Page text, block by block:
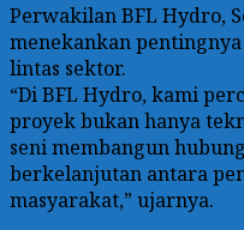
Perwakilan BFL Hydro,
menekankan
lintas sektor.
“Di BFL Hydro, kami
proyek bukan hanya
seni membangun
berkelanjutan antara
masyarakat,” ujarnya.